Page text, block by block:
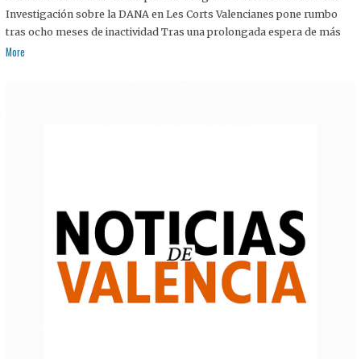
Investigación sobre la DANA en Les Corts Valencianes pone rumbo
tras ocho meses de inactividad Tras una prolongada espera de más
More